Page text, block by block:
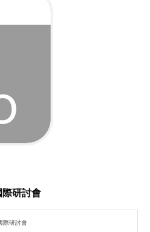
研討會
際研討會